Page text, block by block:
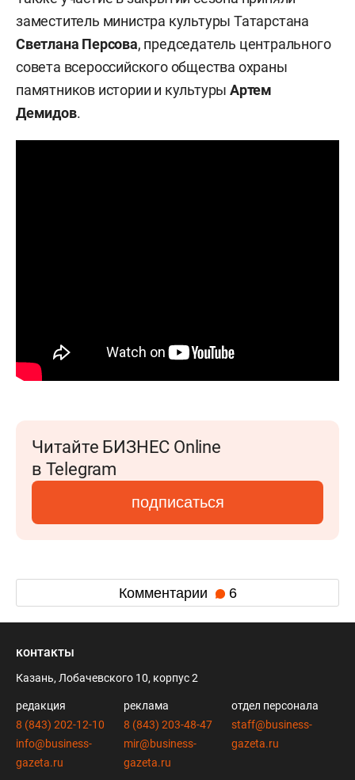
заместитель министра культуры Татарстана
Светлана Персова, председатель центрального
совета всероссийского общества охраны
памятников истории и культурыАртем
Демидов.
Читайте БИЗНЕС Online
в Telegram
подписаться
Комментарии 6
контакты
Казань, Лобачевского 10, корпус 2
редакция
8 (843) 202-12-10
info@business-
gazeta.ru
реклама
8 (843) 203-48-47
mir@business-
gazeta.ru
отдел персонала
staff@business-
gazeta.ru